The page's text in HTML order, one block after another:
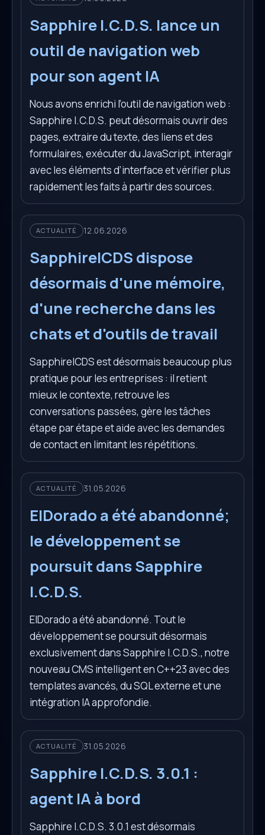
Sapphire I.C.D.S. lance un
outil de navigation web
pour son agent IA
Nous avons enrichi l’outil de navigation web :
Sapphire I.C.D.S. peut désormais ouvrir des
pages, extraire du texte, des liens et des
formulaires, exécuter du JavaScript, interagir
avec les éléments d’interface et vérifier plus
rapidement les faits à partir des sources.
ACTUALITÉ 12.06.2026
SapphireICDS dispose
désormais d'une mémoire,
d'une recherche dans les
chats et d'outils de travail
SapphireICDS est désormais beaucoup plus
pratique pour les entreprises : il retient
mieux le contexte, retrouve les
conversations passées, gère les tâches
étape par étape et aide avec les demandes
de contact en limitant les répétitions.
ACTUALITÉ 31.05.2026
ElDorado a été abandonné;
le développement se
poursuit dans Sapphire
I.C.D.S.
ElDorado a été abandonné. Tout le
développement se poursuit désormais
exclusivement dans Sapphire I.C.D.S., notre
nouveau CMS intelligent en C++23 avec des
templates avancés, du SQL externe et une
intégration IA approfondie.
ACTUALITÉ 31.05.2026
Sapphire I.C.D.S. 3.0.1 :
agent IA à bord
Sapphire I.C.D.S. 3.0.1 est désormais